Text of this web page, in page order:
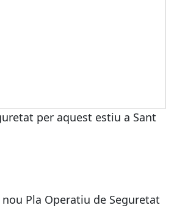
per aquest estiu a Sant
Pla Operatiu de Seguretat